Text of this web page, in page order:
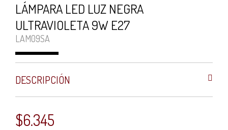
LÁMPARA LED LUZ NEGRA
ULTRAVIOLETA 9W E27
LAM09SA
DESCRIPCIÓN
$6.345